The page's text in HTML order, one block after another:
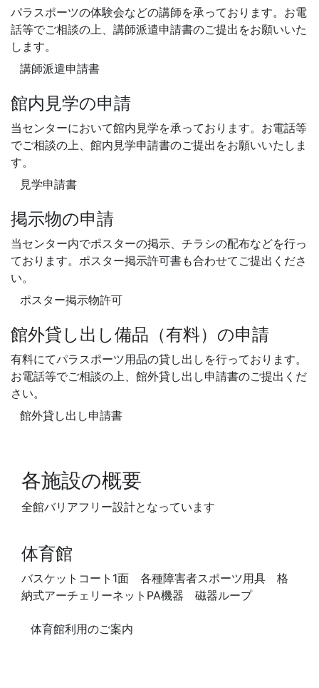
パラスポーツの体験会などの講師を承っております。お電
話等でご相談の上、講師派遣申請書のご提出をお願いいた
します。
講師派遣申請書
館内見学の申請
当センターにおいて館内見学を承っております。お電話等
でご相談の上、館内見学申請書のご提出をお願いいたしま
す。
見学申請書
掲示物の申請
当センター内でポスターの掲示、チラシの配布などを行っ
ております。ポスター掲示許可書も合わせてご提出くださ
い。
ポスター掲示物許可
館外貸し出し備品（有料）の申請
有料にてパラスポーツ用品の貸し出しを行っております。
お電話等でご相談の上、館外貸し出し申請書のご提出くだ
さい。
館外貸し出し申請書
各施設の概要
全館バリアフリー設計となっています
体育館
バスケットコート1面 各種障害者スポーツ用具 格
納式アーチェリーネットPA機器 磁器ループ
体育館利用のご案内